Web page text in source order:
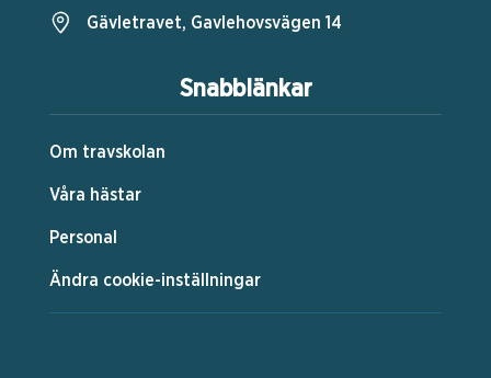
Snabblänkar
Om travskolan
Våra hästar
Personal
Ändra cookie-inställningar
Gävletravet, Gavlehovsvägen 14